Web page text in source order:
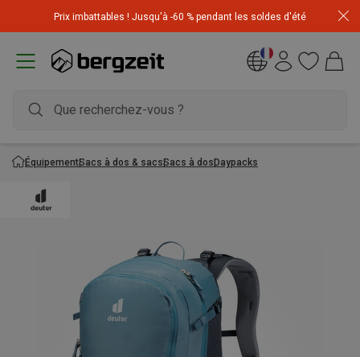
Prix imbattables ! Jusqu'à -60 % pendant les soldes d'été
l'article le moins cher! Code
ÉquipementSacs à dos & sacsSacs à dosDaypacks